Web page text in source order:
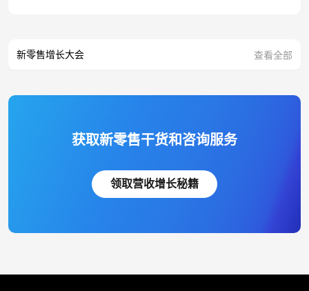
新零售增长大会 查看全部
获取新零售干货和咨询服务
领取营收增长秘籍